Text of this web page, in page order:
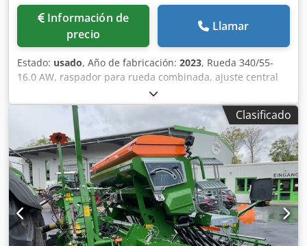
Información de
precio
Llamar
Estado: usado, Año de fabricación: 2023, Rueda 340/55-
16.0 AW, raspador para rueda combinada, ajuste central
de presión de liberación / cuerpo de arado STU 40, reja
430, punta de reja HD, disco de corte Ø 500 dentado, 1
unidad / dentado, preparación para iluminación / Codpfx
Aot Eay Ejl Rsrf
Clasificado